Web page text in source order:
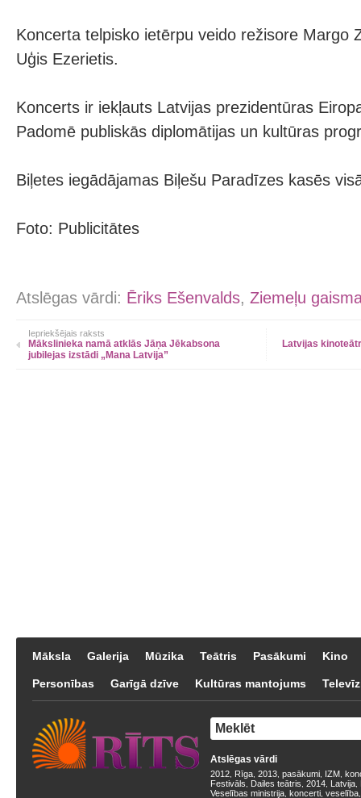
Koncerta telpisko ietērpu veido režisore Margo
Uģis Ezerietis.
Koncerts ir iekļauts Latvijas prezidentūras
Padomē publiskās diplomātijas un kultūras
Biļetes iegādājamas Biļešu Paradīzes kasēs
Foto: Publicitātes
Atslēgas vārdi: Ēriks Ešenvalds, Ziemeļu
Iepriekšējais raksts
Mākslinieka namā atklās Jāņa Jēkabsona
jubilejas izstādi „Mana Latvija”
Latvijas
Māksla Galerija Mūzika Teātris Pasākumi Kino
Personības Garīgā dzīve Kultūras mantojums
Atslēgas vārdi
2012 Rīga 2013 pasākumi IZM
Festivāls
Dailes teātris 2014 Latvija
Veselības ministrija koncerti veselība